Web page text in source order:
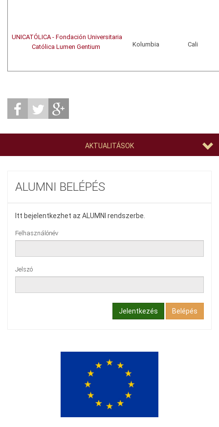
UNICATÓLICA - Fondación Universitaria
Católica Lumen Gentium
Kolumbia Cali
AKTUALITÁSOK
ALUMNI BELÉPÉS
Itt bejelentkezhet az ALUMNI rendszerbe.
Felhasználónév
Jelszó
Jelentkezés Belépés